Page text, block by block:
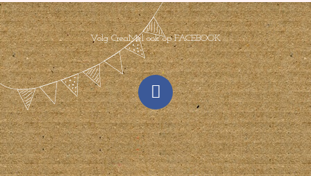
Volg CreaMel ook op FACEBOOK